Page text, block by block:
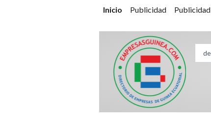
Inicio Publicidad Publicidad